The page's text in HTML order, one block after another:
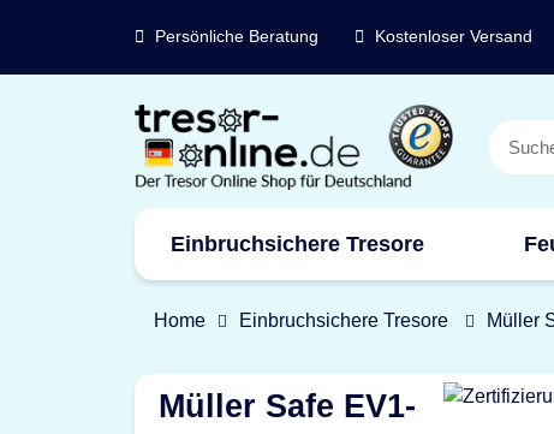
Persönliche Beratung Kostenloser Versand
Einbruchsichere Tresore
Marken
Home Einbruchsichere Tresore Müller
Müller Safe EV1-